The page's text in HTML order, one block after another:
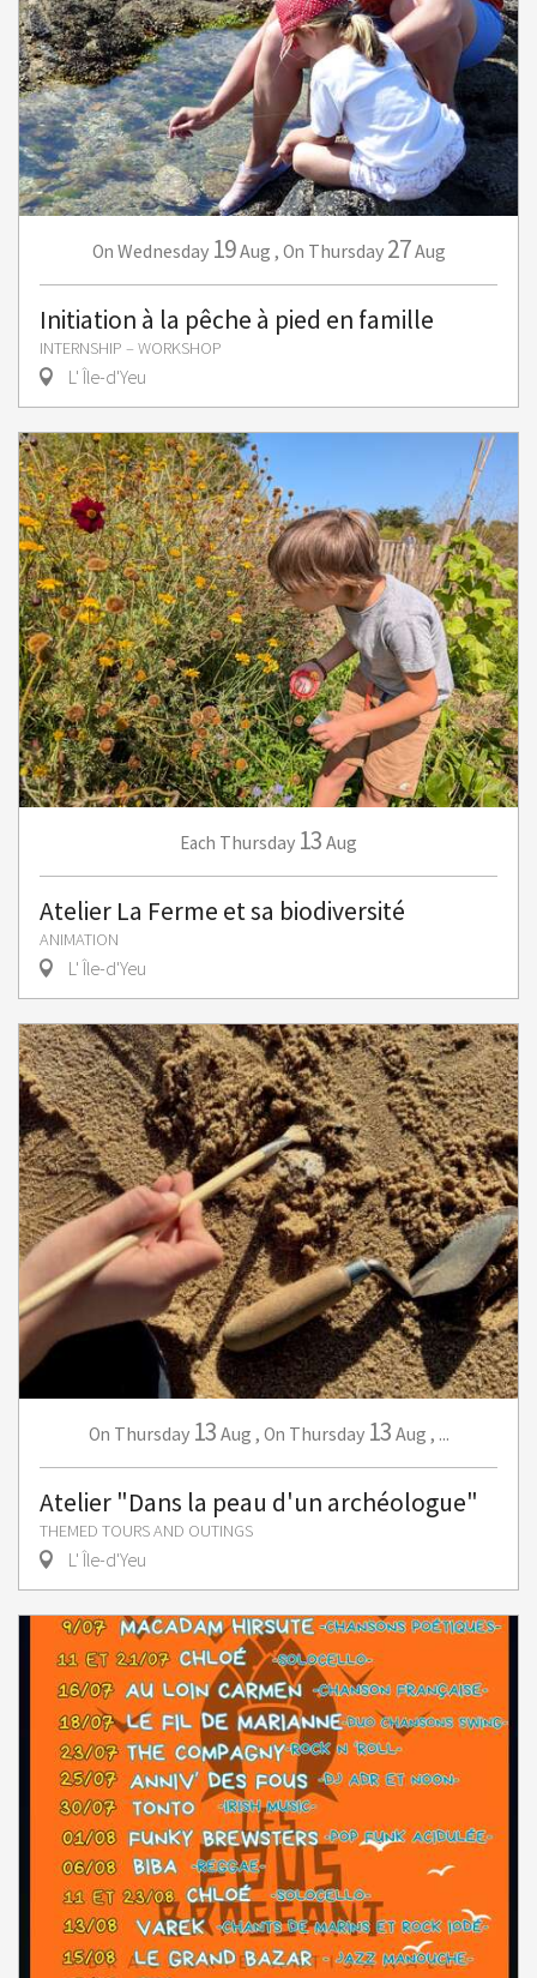
On Wednesday 19Aug , On Thursday 27Aug
Initiation à la pêche à pied en famille
INTERNSHIP – WORKSHOP
L' Île-d'Yeu
Each Thursday 13 Aug
Atelier La Ferme et sa biodiversité
ANIMATION
L' Île-d'Yeu
On Thursday 13 Aug , On Thursday 13 Aug , ...
Atelier "Dans la peau d'un archéologue"
THEMED TOURS AND OUTINGS
L' Île-d'Yeu